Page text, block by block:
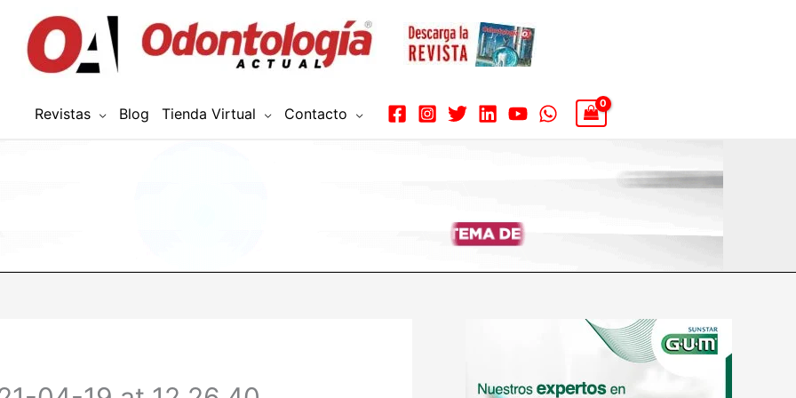
Revistas Blog Tienda Virtual Contacto